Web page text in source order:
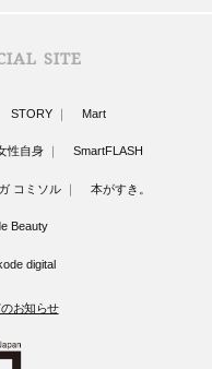
SITE
STORY Mart
性自身 SmartFLASH
コミソル 本がすき。
Beauty
digital
お知らせ